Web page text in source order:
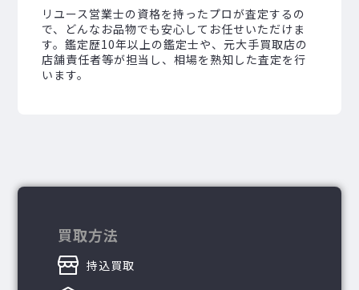
買取方法
持込買取
リユース営業士の資格を持ったプロが査定するの
で、どんなお品物でも安心してお任せいただけま
す。鑑定歴10年以上の鑑定士や、元大手買取店の
店舗責任者等が担当し、相場を熟知した査定を行
います。